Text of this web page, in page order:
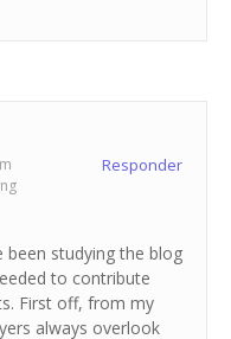
Responder
been studying the blog
to contribute
First off, from my
always overlook